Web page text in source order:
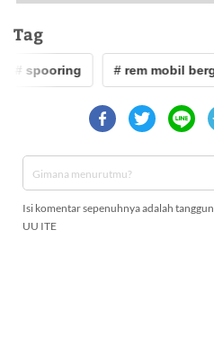
Tag
# spooring # rem mobil
Isi komentar sepenuhnya adalah
UU ITE